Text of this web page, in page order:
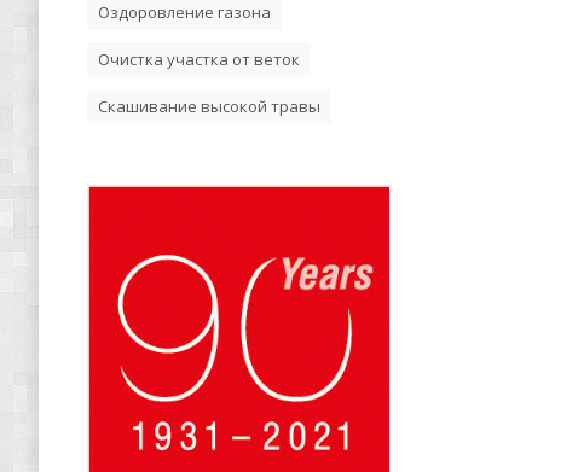
Оздоровление газона
Очистка участка от веток
Скашивание высокой травы